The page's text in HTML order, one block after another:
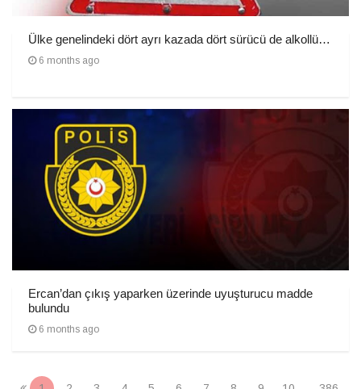
Ülke genelindeki dört ayrı kazada dört sürücü de alkollü…
6 months ago
Ercan’dan çıkış yaparken üzerinde uyuşturucu madde
bulundu
6 months ago